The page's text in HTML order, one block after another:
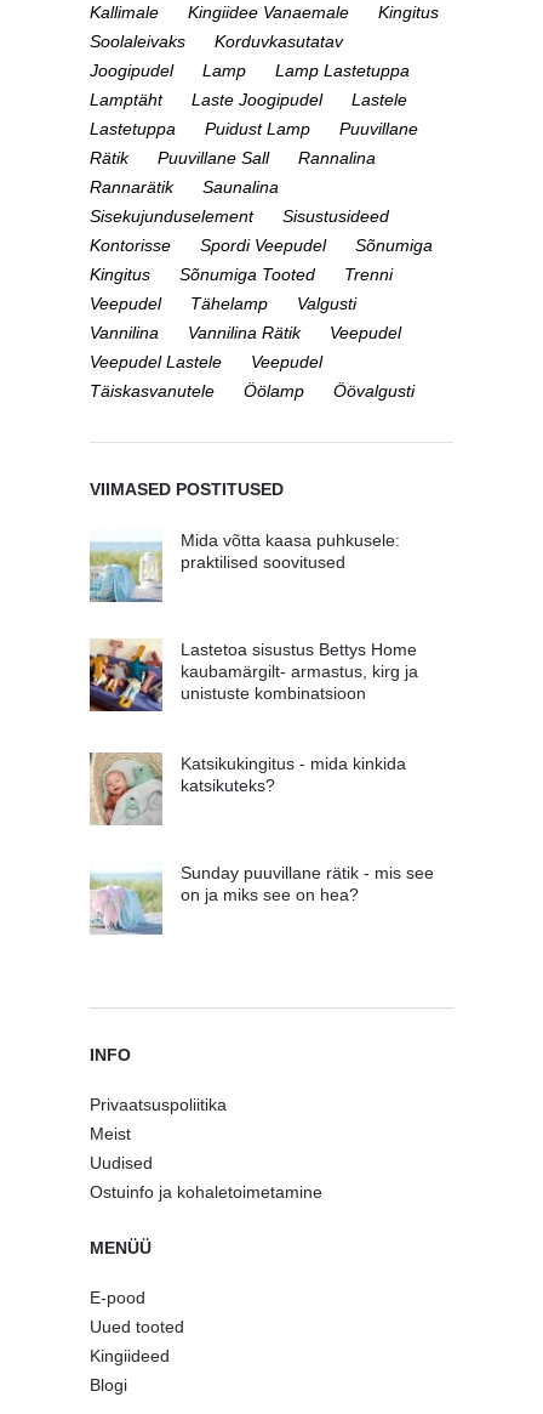
Kallimale
Kingiidee Vanaemale
Kingitus
Soolaleivaks
Korduvkasutatav
Joogipudel
Lamp
Lamp Lastetuppa
Lamptäht
Laste Joogipudel
Lastele
Lastetuppa
Puidust Lamp
Puuvillane
Rätik
Puuvillane Sall
Rannalina
Rannarätik
Saunalina
Sisekujunduselement
Sisustusideed
Kontorisse
Spordi Veepudel
Sõnumiga
Kingitus
Sõnumiga Tooted
Trenni
Veepudel
Tähelamp
Valgusti
Vannilina
Vannilina Rätik
Veepudel
Veepudel Lastele
Veepudel
Täiskasvanutele
Öölamp Öövalgusti
VIIMASED POSTITUSED
Mida võtta kaasa puhkusele:
praktilised soovitused
Lastetoa sisustus Bettys Home
kaubamärgilt- armastus, kirg ja
unistuste kombinatsioon
Katsikukingitus - mida kinkida
katsikuteks?
Sunday puuvillane rätik - mis see
on ja miks see on hea?
INFO
Privaatsuspoliitika
Meist
Uudised
Ostuinfo ja kohaletoimetamine
MENÜÜ
E-pood
Uued tooted
Kingiideed
Blogi